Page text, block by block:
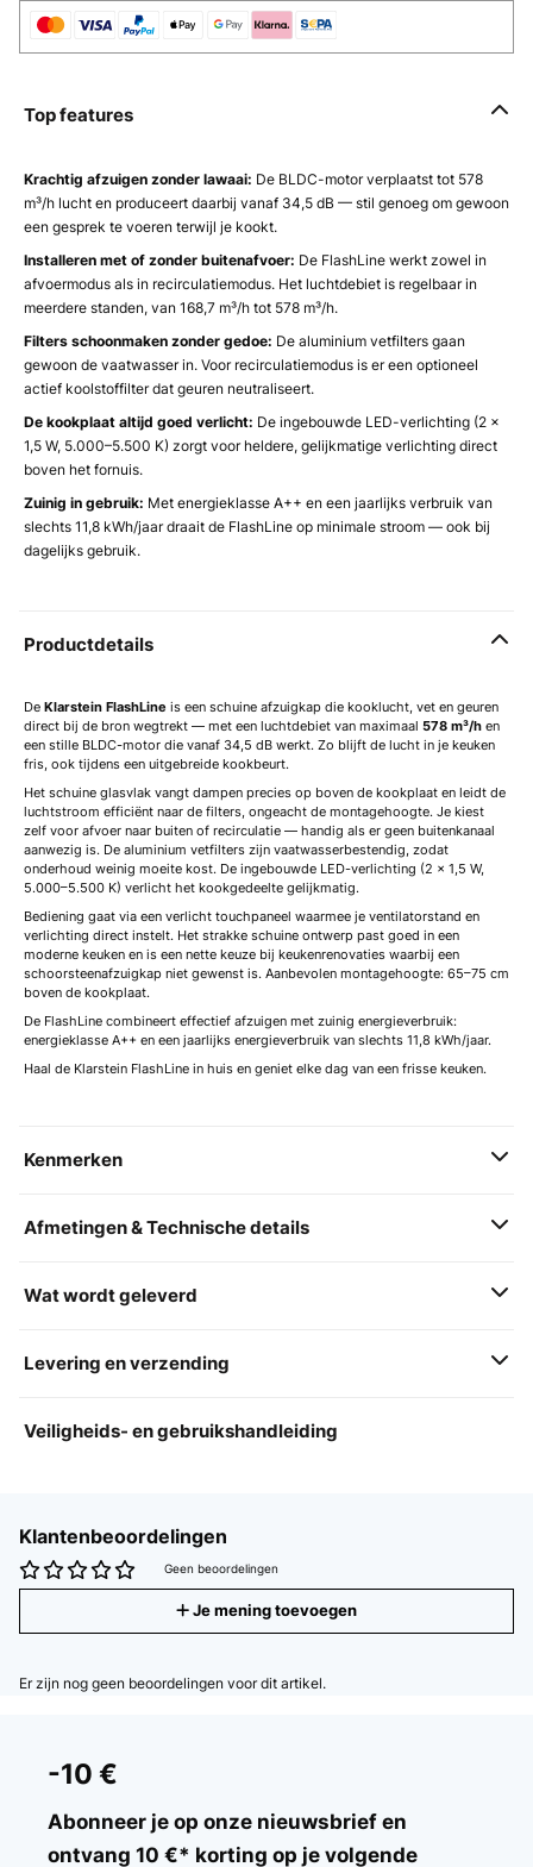
Top features
Krachtig afzuigen zonder lawaai: De BLDC-motor verplaatst tot 578
m³/h lucht en produceert daarbij vanaf 34,5 dB — stil genoeg om gewoon
een gesprek te voeren terwijl je kookt.
Installeren met of zonder buitenafvoer: De FlashLine werkt zowel in
afvoermodus als in recirculatiemodus. Het luchtdebiet is regelbaar in
meerdere standen, van 168,7 m³/h tot 578 m³/h.
Filters schoonmaken zonder gedoe: De aluminium vetfilters gaan
gewoon de vaatwasser in. Voor recirculatiemodus is er een optioneel
actief koolstoffilter dat geuren neutraliseert.
De kookplaat altijd goed verlicht: De ingebouwde LED-verlichting (2 ×
1,5 W, 5.000–5.500 K) zorgt voor heldere, gelijkmatige verlichting direct
boven het fornuis.
Zuinig in gebruik: Met energieklasse A++ en een jaarlijks verbruik van
slechts 11,8 kWh/jaar draait de FlashLine op minimale stroom — ook bij
dagelijks gebruik.
Productdetails
De Klarstein FlashLine is een schuine afzuigkap die kooklucht, vet en geuren
direct bij de bron wegtrekt — met een luchtdebiet van maximaal 578 m³/h en
een stille BLDC-motor die vanaf 34,5 dB werkt. Zo blijft de lucht in je keuken
fris, ook tijdens een uitgebreide kookbeurt.
Het schuine glasvlak vangt dampen precies op boven de kookplaat en leidt de
luchtstroom efficiënt naar de filters, ongeacht de montagehoogte. Je kiest
zelf voor afvoer naar buiten of recirculatie — handig als er geen buitenkanaal
aanwezig is. De aluminium vetfilters zijn vaatwasserbestendig, zodat
onderhoud weinig moeite kost. De ingebouwde LED-verlichting (2 × 1,5 W,
5.000–5.500 K) verlicht het kookgedeelte gelijkmatig.
Bediening gaat via een verlicht touchpaneel waarmee je ventilatorstand en
verlichting direct instelt. Het strakke schuine ontwerp past goed in een
moderne keuken en is een nette keuze bij keukenrenovaties waarbij een
schoorsteenafzuigkap niet gewenst is. Aanbevolen montagehoogte: 65–75 cm
boven de kookplaat.
De FlashLine combineert effectief afzuigen met zuinig energieverbruik:
energieklasse A++ en een jaarlijks energieverbruik van slechts 11,8 kWh/jaar.
Haal de Klarstein FlashLine in huis en geniet elke dag van een frisse keuken.
Kenmerken
Afmetingen & Technische details
Wat wordt geleverd
Levering en verzending
Veiligheids- en gebruikshandleiding
Klantenbeoordelingen
Geen beoordelingen
Je mening toevoegen
Er zijn nog geen beoordelingen voor dit artikel.
-10 €
Abonneer je op onze nieuwsbrief en
ontvang 10 €* korting op je volgende